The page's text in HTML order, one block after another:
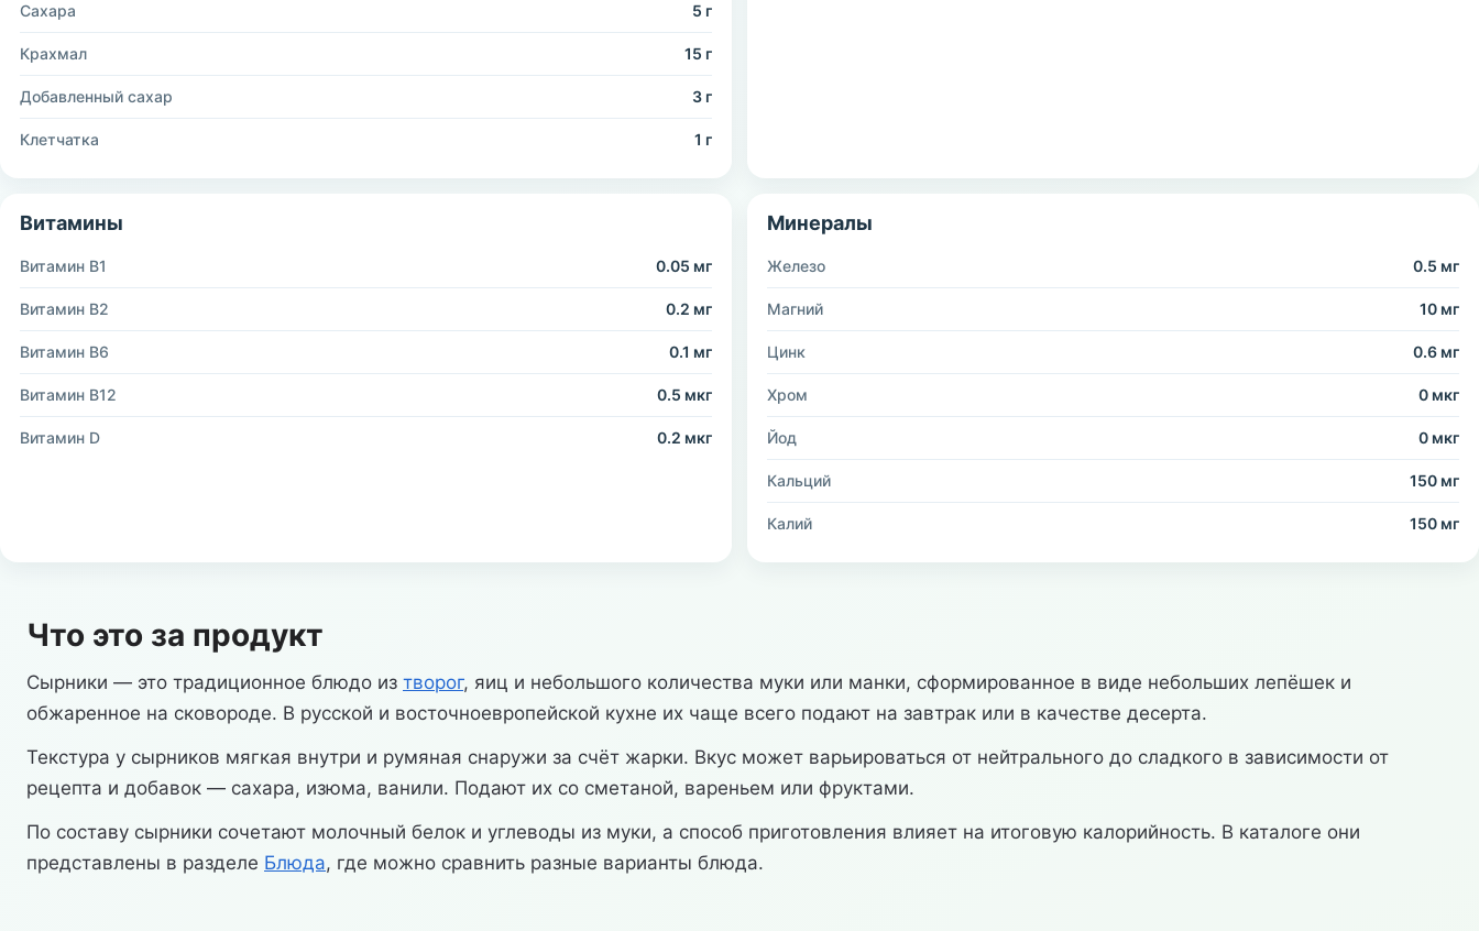
Сахара 5 г
Крахмал 15 г
Добавленный сахар 3 г
Клетчатка 1 г
Витамины
Витамин B1 0.05 мг
Витамин B2 0.2 мг
Витамин B6 0.1 мг
Витамин B12 0.5 мкг
Витамин D 0.2 мкг
Минералы
Железо 0.5 мг
Магний 10 мг
Цинк 0.6 мг
Хром 0 мкг
Йод 0 мкг
Кальций 150 мг
Калий 150 мг
Что это за продукт
Сырники — это традиционное блюдо из творог, яиц и небольшого количества муки или манки, сформированное в виде небольших лепёшек и
обжаренное на сковороде. В русской и восточноевропейской кухне их чаще всего подают на завтрак или в качестве десерта.
Текстура у сырников мягкая внутри и румяная снаружи за счёт жарки. Вкус может варьироваться от нейтрального до сладкого в зависимости от
рецепта и добавок — сахара, изюма, ванили. Подают их со сметаной, вареньем или фруктами.
По составу сырники сочетают молочный белок и углеводы из муки, а способ приготовления влияет на итоговую калорийность. В каталоге они
представлены в разделе Блюда, где можно сравнить разные варианты блюда.